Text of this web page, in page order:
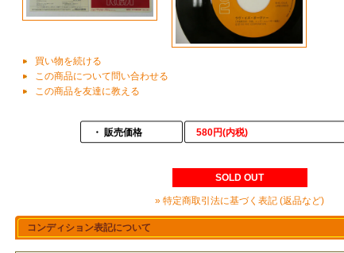
買い物を続ける
この商品について問い合わせる
この商品を友達に教える
・ 販売価格 580円(内税)
SOLD OUT
» 特定商取引法に基づく表記 (返品など)
コンディション表記について